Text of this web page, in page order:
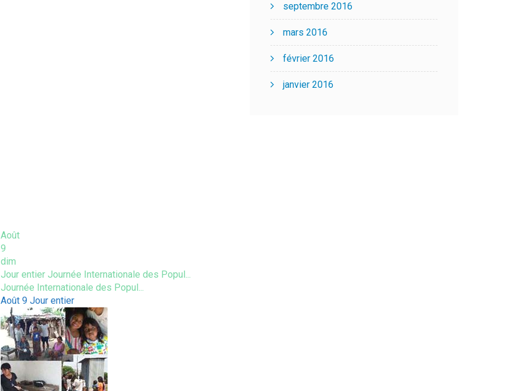
septembre 2016
mars 2016
février 2016
janvier 2016
Août
9
dim
Jour entier Journée Internationale des Popul...
Journée Internationale des Popul...
Août 9 Jour entier